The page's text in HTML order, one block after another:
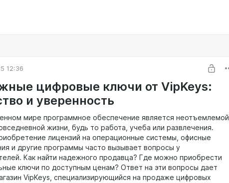
12:36
цифровые ключи от VipKeys:
и уверенность
мире программное обеспечение является неотъемлемой
жизни, будь то работа, учеба или развлечения.
лицензий на операционные системы, офисные
и другие программы часто вызывает вопросы у
Как найти надежного продавца? Где можно приобрести
ключи по доступным ценам? Ответ на эти вопросы дает
VipKeys, специализирующийся на продаже цифровых